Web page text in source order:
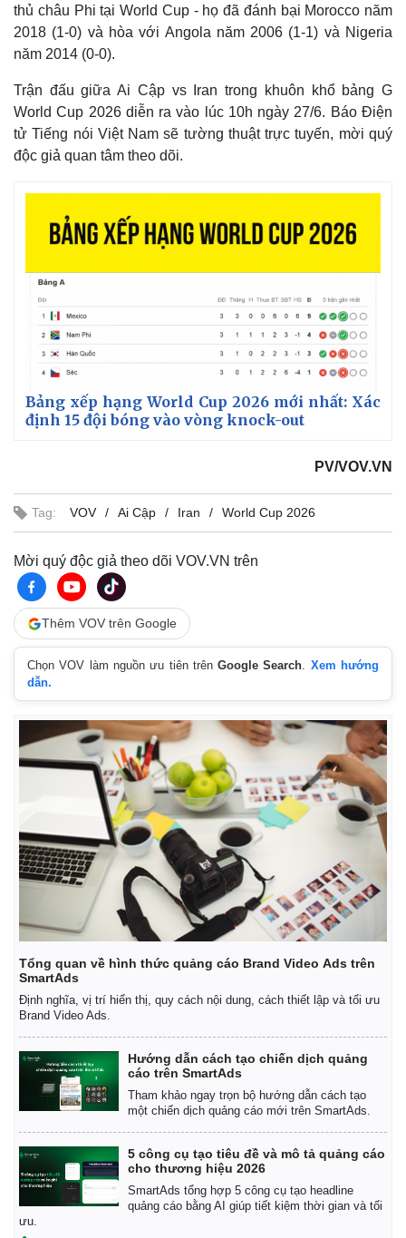
Kinh tế
Bất động sản
Thị trường
Giá vàng
Tiêu dùng
Tỷ giá
Chứng khoán
Giá cà phê
thủ châu Phi tại World Cup - họ đã đánh bại Morocco năm
2018 (1-0) và hòa với Angola năm 2006 (1-1) và Nigeria
năm 2014 (0-0).
Trận đấu giữa Ai Cập vs Iran trong khuôn khổ bảng G
World Cup 2026 diễn ra vào lúc 10h ngày 27/6. Báo Điện
tử Tiếng nói Việt Nam sẽ tường thuật trực tuyến, mời quý
độc giả quan tâm theo dõi.
Bảng xếp hạng World Cup 2026 mới nhất: Xác
định 15 đội bóng vào vòng knock-out
PV/VOV.VN
Tag: VOV Ai Cập Iran World Cup 2026
Mời quý độc giả theo dõi VOV.VN trên
Thêm VOV trên Google
Chọn VOV làm nguồn ưu tiên trênGoogle Search. Xem hướng
dẫn.
Tổng quan về hình thức quảng cáo Brand Video Ads trên
SmartAds
Định nghĩa, vị trí hiển thị, quy cách nội dung, cách thiết lập và tối ưu
Brand Video Ads.
Hướng dẫn cách tạo chiến dịch quảng
cáo trên SmartAds
Tham khảo ngay trọn bộ hướng dẫn cách tạo
một chiến dịch quảng cáo mới trên SmartAds.
5 công cụ tạo tiêu đề và mô tả quảng cáo
cho thương hiệu 2026
SmartAds tổng hợp 5 công cụ tạo headline
quảng cáo bằng AI giúp tiết kiệm thời gian và tối
ưu.